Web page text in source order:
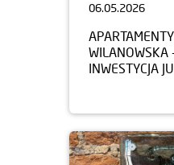
06.05.2026
WILANOWSKA
INWESTYCJA